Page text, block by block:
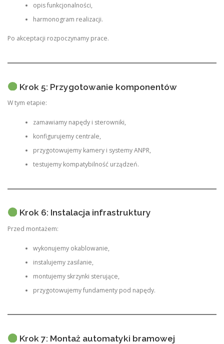
opis funkcjonalności,
harmonogram realizacji.
Po akceptacji rozpoczynamy prace.
Krok 5: Przygotowanie komponentów
W tym etapie:
zamawiamy napędy i sterowniki,
konfigurujemy centrale,
przygotowujemy kamery i systemy ANPR,
testujemy kompatybilność urządzeń.
Krok 6: Instalacja infrastruktury
Przed montażem:
wykonujemy okablowanie,
instalujemy zasilanie,
montujemy skrzynki sterujące,
przygotowujemy fundamenty pod napędy.
Krok 7: Montaż automatyki bramowej